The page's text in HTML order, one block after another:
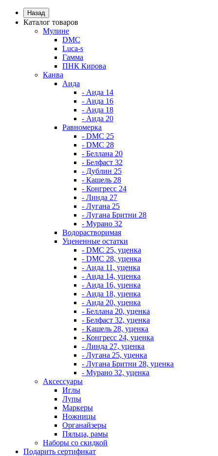
Назад
Каталог товаров
Мулине
DMC
Luca-s
Гамма
ПНК Кирова
Канва
Аида
- Аида 14
- Аида 16
- Аида 18
- Аида 20
Равномерка
- DMC 25
- DMC 28
- Беллана 20
- Белфаст 32
- Дублин 25
- Кашель 28
- Конгресс 24
- Линда 27
- Лугана 25
- Лугана Бритни 28
- Мурано 32
Водорастворимая
Уцененные остатки
- DMC 25, уценка
- DMC 28, уценка
- Аида 11, уценка
- Аида 14, уценка
- Аида 16, уценка
- Аида 18, уценка
- Аида 20, уценка
- Беллана 20, уценка
- Белфаст 32, уценка
- Кашель 28, уценка
- Конгресс 24, уценка
- Линда 27, уценка
- Лугана 25, уценка
- Лугана Бритни 28, уценка
- Мурано 32, уценка
Аксессуары
Иглы
Лупы
Маркеры
Ножницы
Органайзеры
Пяльца, рамы
Наборы со скидкой
Подарить сертификат